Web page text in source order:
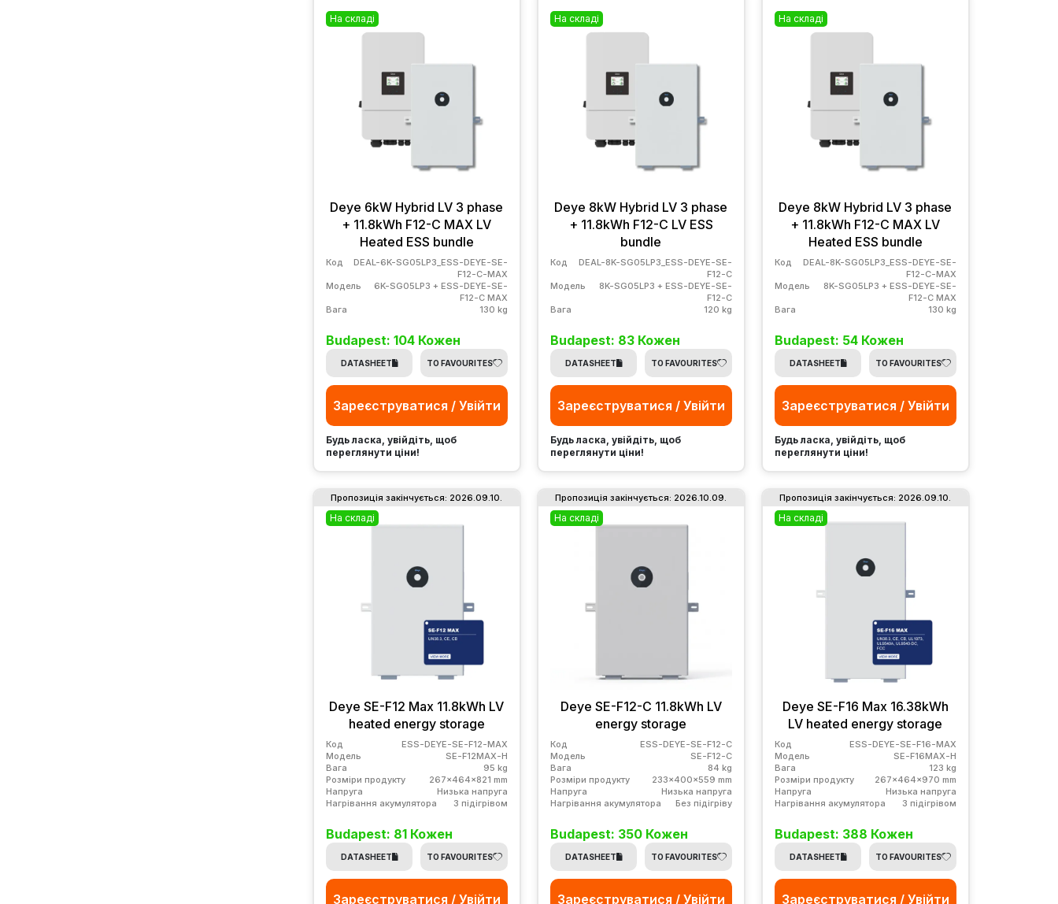
На складі
Deye 6kW Hybrid LV 3 phase
+ 11.8kWh F12-C MAX LV
Heated ESS bundle
Код
DEAL-6K-SG05LP3_ESS-DEYE-SE-
F12-C-MAX
Модель
6K-SG05LP3 + ESS-DEYE-SE-
F12-C MAX
Вага
130 kg
Budapest: 104 Кожен
DATASHEET TO FAVOURITES
Зареєструватися / Увійти
Будь ласка, увійдіть, щоб
переглянути ціни!
На складі
Deye 8kW Hybrid LV 3 phase
+ 11.8kWh F12-C LV ESS
bundle
Код
DEAL-8K-SG05LP3_ESS-DEYE-SE-
F12-C
Модель
8K-SG05LP3 + ESS-DEYE-SE-
F12-C
Вага
120 kg
Budapest: 83 Кожен
DATASHEET TO FAVOURITES
Зареєструватися / Увійти
Будь ласка, увійдіть, щоб
переглянути ціни!
На складі
Deye 8kW Hybrid LV 3 phase
+ 11.8kWh F12-C MAX LV
Heated ESS bundle
Код
DEAL-8K-SG05LP3_ESS-DEYE-SE-
F12-C-MAX
Модель
8K-SG05LP3 + ESS-DEYE-SE-
F12-C MAX
Вага
130 kg
Budapest: 54 Кожен
DATASHEET TO FAVOURITES
Зареєструватися / Увійти
Будь ласка, увійдіть, щоб
переглянути ціни!
На складі
Deye SE-F12 Max 11.8kWh LV
heated energy storage
Код
ESS-DEYE-SE-F12-MAX
Модель
SE-F12MAX-H
Вага
95 kg
Розміри продукту
267x464x821 mm
Напруга
Низька напруга
Нагрівання акумулятора
З підігрівом
Budapest: 81 Кожен
DATASHEET TO FAVOURITES
Зареєструватися / Увійти
Пропозиція закінчується: 2026.09.10.
На складі
Deye SE-F12-C 11.8kWh LV
energy storage
Код
ESS-DEYE-SE-F12-C
Модель
SE-F12-C
Вага
84 kg
Розміри продукту
233x400x559 mm
Напруга
Низька напруга
Нагрівання акумулятора
Без підігріву
Budapest: 350 Кожен
DATASHEET TO FAVOURITES
Зареєструватися / Увійти
Пропозиція закінчується: 2026.10.09.
На складі
Deye SE-F16 Max 16.38kWh
LV heated energy storage
Код
ESS-DEYE-SE-F16-MAX
Модель
SE-F16MAX-H
Вага
123 kg
Розміри продукту
267x464x970 mm
Напруга
Низька напруга
Нагрівання акумулятора
З підігрівом
Budapest: 388 Кожен
DATASHEET TO FAVOURITES
Зареєструватися / Увійти
Пропозиція закінчується: 2026.09.10.